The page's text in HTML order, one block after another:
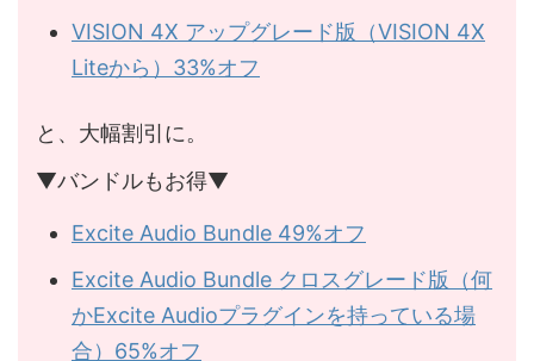
VISION 4X アップグレード版（VISION 4X
Liteから）33%オフ
と、大幅割引に。
▼バンドルもお得▼
Excite Audio Bundle 49%オフ
Excite Audio Bundle クロスグレード版（何
かExcite Audioプラグインを持っている場
合）65%オフ